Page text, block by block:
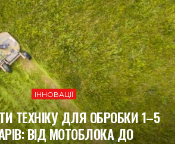
ІННОВАЦІЇ
ТЕХНІКУ ДЛЯ ОБРОБКИ 1–5
ВІД МОТОБЛОКА ДО